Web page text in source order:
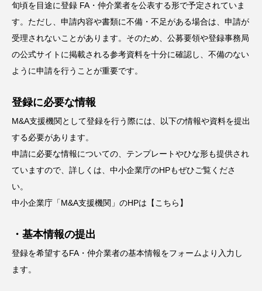
旬頃を目途に登録 FA・仲介業者を公表する形で予定されていま
す。ただし、申請内容や書類に不備・不足がある場合は、申請が
受理されないことがあります。そのため、公募要領や登録事務局
の公式サイトに掲載される参考資料を十分に確認し、不備のない
ように申請を行うことが重要です。
登録に必要な情報
M&A支援機関として登録を行う際には、以下の情報や資料を提出
する必要があります。
申請に必要な情報についての、テンプレートやひな形も提供され
ていますので、詳しくは、中小企業庁のHPもぜひご覧くださ
い。
中小企業庁「M&A支援機関」のHPは 【こちら】
・基本情報の提出
登録を希望するFA・仲介業者の基本情報をフォームより入力し
ます。